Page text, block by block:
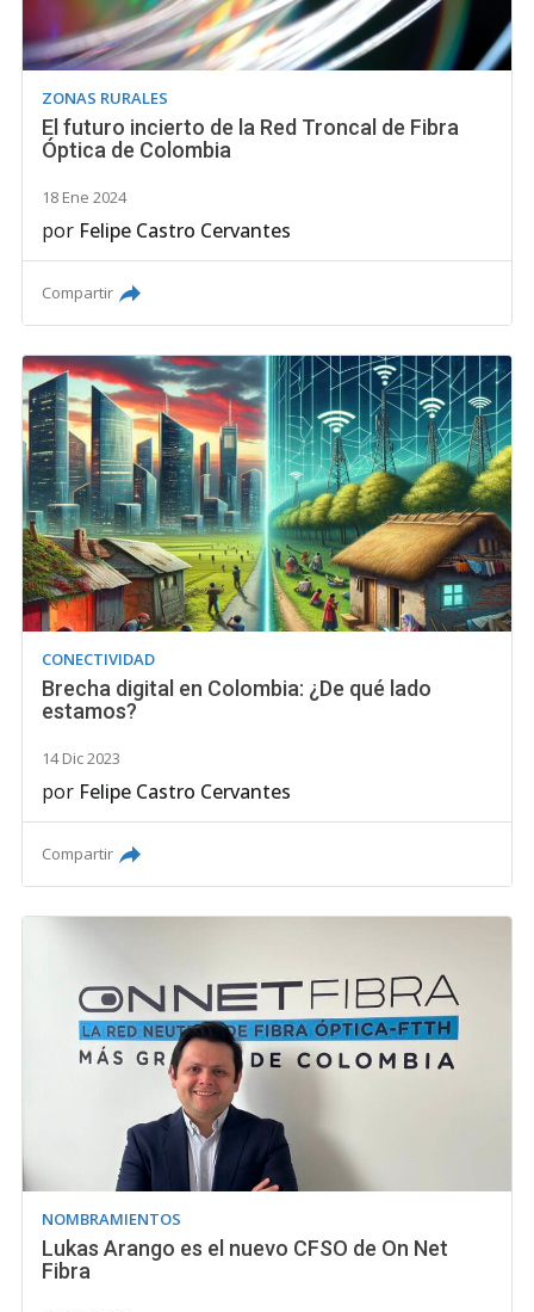
ZONAS RURALES
El futuro incierto de la Red Troncal de Fibra
Óptica de Colombia
18 Ene 2024
por Felipe Castro Cervantes
Compartir
CONECTIVIDAD
Brecha digital en Colombia: ¿De qué lado
estamos?
14 Dic 2023
por Felipe Castro Cervantes
Compartir
NOMBRAMIENTOS
Lukas Arango es el nuevo CFSO de On Net
Fibra